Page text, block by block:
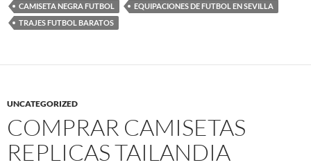
CAMISETA NEGRA FUTBOL
EQUIPACIONES DE FUTBOL EN SEVILLA
TRAJES FUTBOL BARATOS
UNCATEGORIZED
COMPRAR CAMISETAS
REPLICAS TAILANDIA